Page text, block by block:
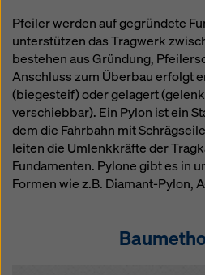
Pfeiler werden auf gegründete
unterstützen das Tragwerk
bestehen aus Gründung,
Anschluss zum Überbau erfolgt
(biegesteif) oder gelagert
verschiebbar). Ein Pylon ist ein
dem die Fahrbahn mit
leiten die Umlenkkräfte der
Fundamenten. Pylone gibt es in
Formen wie z.B. Diamant-Pylon,
keine wirksamen
stehen. Sie können alle
Cookies ablehnen, indem Sie
oder IhreCookie Einstellungen
auf Cookie Einstellungen am
klicken und die
verwenden. Sie können Ihre
grundlos mit Wirkung für die
indem Sie zB aufCookie
dieser Website klicken.
in unserer
auch die Möglichkeit, Ihre